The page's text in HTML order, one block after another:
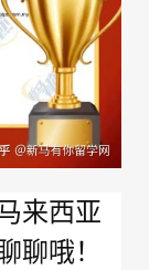
来西亚
聊哦！